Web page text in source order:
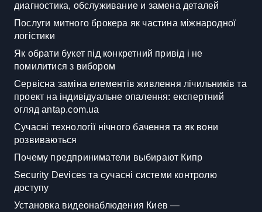
диагностика, обслуживание и замена деталей
Послуги митного брокера як частина міжнародної
логістики
Як обрати букет під конкретний привід і не
помилитися з вибором
Сервісна заміна елементів живлення лічильників та
проект на індивідуальне опалення: експертний
огляд antap.com.ua
Сучасні технології нічного бачення та як вони
розвиваються
Почему предприниматели выбирают Кипр
Security Devices та сучасні системи контролю
доступу
Установка видеонаблюдения Киев —